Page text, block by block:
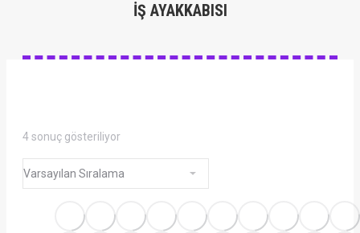
IŞ AYAKKABISI
4 sonuç gösteriliyor